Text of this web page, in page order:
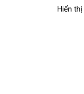
Hiển